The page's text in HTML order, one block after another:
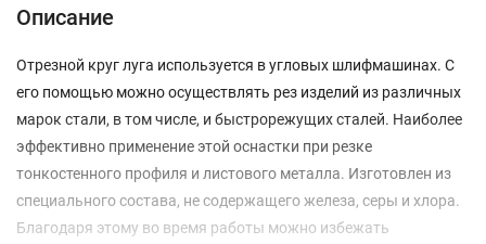
Описание
Отрезной круг луга используется в угловых шлифмашинах. С
его помощью можно осуществлять рез изделий из различных
марок стали, в том числе, и быстрорежущих сталей. Наиболее
эффективно применение этой оснастки при резке
тонкостенного профиля и листового металла. Изготовлен из
специального состава, не содержащего железа, серы и хлора.
Благодаря этому во время работы можно избежать